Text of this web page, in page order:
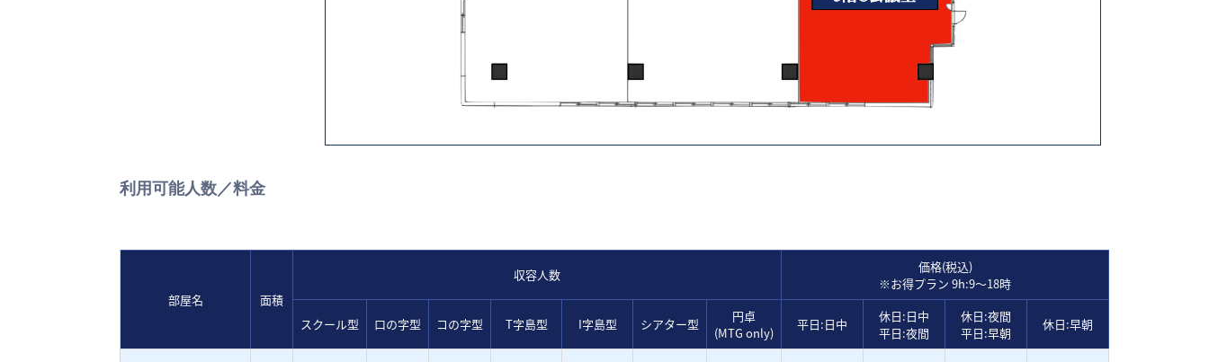
利用可能人数／料金
部屋名 面積
収容人数
価格(税込)
※お得プラン 9h:9～18時
スクール型 口の字型 コの字型 T字島型 I字島型 シアター型
円卓
(MTG only)
平日:日中
休日:日中
平日:夜間
休日:夜間
平日:早朝
休日:早朝